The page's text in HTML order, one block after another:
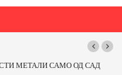
МЕТАЛИ САМО ОД САД